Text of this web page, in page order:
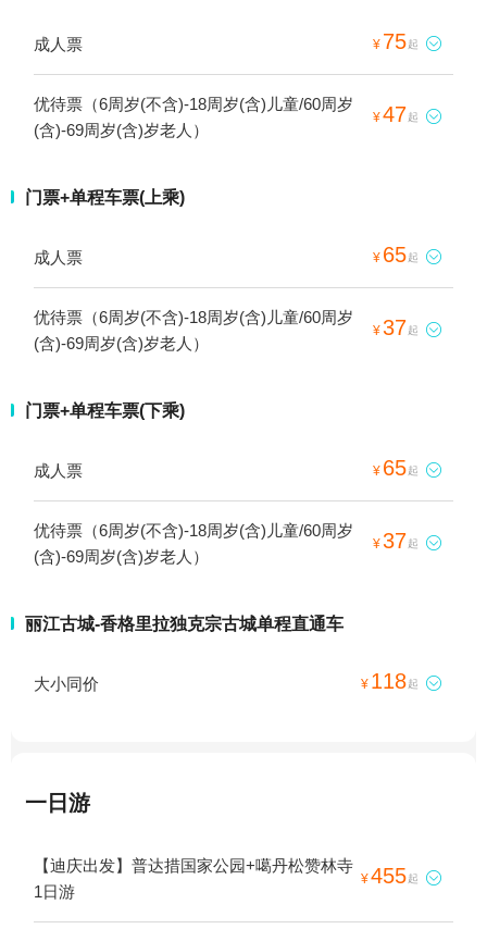
成人票 ¥ 75起 
优待票（6周岁(不含)-18周岁(含)儿童/60周岁
(含)-69周岁(含)岁老人）
¥47起 
门票+单程车票(上乘)
成人票 ¥ 65起 
优待票（6周岁(不含)-18周岁(含)儿童/60周岁
(含)-69周岁(含)岁老人）
¥37起 
门票+单程车票(下乘)
成人票 ¥ 65起 
优待票（6周岁(不含)-18周岁(含)儿童/60周岁
(含)-69周岁(含)岁老人）
¥37起 
丽江古城-香格里拉独克宗古城单程直通车
大小同价 ¥ 118起 
一日游
【迪庆出发】普达措国家公园+噶丹松赞林寺
1日游
¥455起 